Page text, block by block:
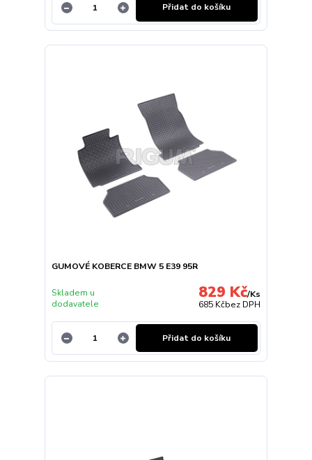
Přidat do košíku
GUMOVÉ KOBERCE BMW 5 E39 95R
829 Kč/Ks
685 Kčbez DPH
Skladem u
dodavatele
Přidat do košíku